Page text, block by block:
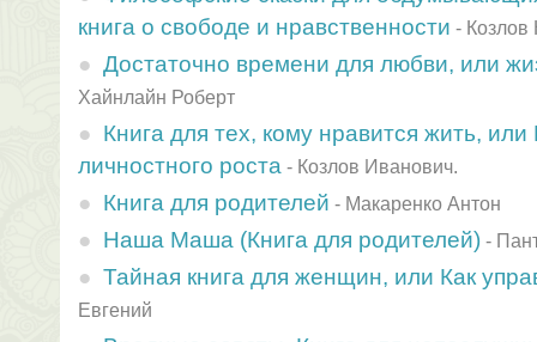
книга о свободе и нравственности - Козлов
Достаточно времени для любви, или
Хайнлайн Роберт
Книга для тех, кому нравится жить, или
личностного роста - Козлов Иванович.
Книга для родителей - Макаренко Антон
Наша Маша (Книга для родителей) -
Тайная книга для женщин, или Как
Евгений